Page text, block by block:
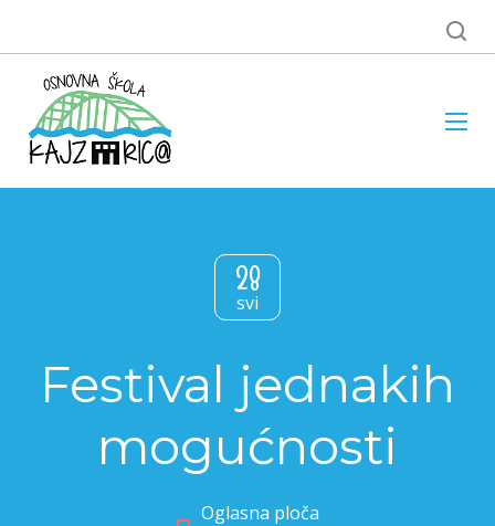
28
svi
Festival jednakih
mogućnosti
Oglasna ploča